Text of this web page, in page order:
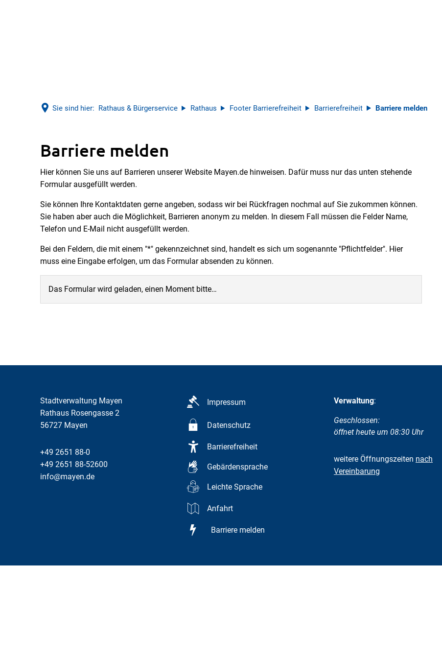
Sie sind hier: Rathaus & Bürgerservice Rathaus Footer Barrierefreiheit Barrierefreiheit Barriere melden
Barriere
melden
Barriere melden
Hier können Sie uns auf Barrieren unserer Website Mayen.de hinweisen. Dafür muss nur das unten stehende
Formular ausgefüllt werden.
Sie können Ihre Kontaktdaten gerne angeben, sodass wir bei Rückfragen nochmal auf Sie zukommen können.
Sie haben aber auch die Möglichkeit, Barrieren anonym zu melden. In diesem Fall müssen die Felder Name,
Telefon und E-Mail nicht ausgefüllt werden.
Bei den Feldern, die mit einem "*" gekennzeichnet sind, handelt es sich um sogenannte "Pflichtfelder". Hier
muss eine Eingabe erfolgen, um das Formular absenden zu können.
Das Formular wird geladen, einen Moment bitte…
Stadtverwaltung Mayen
Rathaus Rosengasse 2
56727 Mayen
+49 2651 88-0
+49 2651 88-52600
info@mayen.de
Impressum
Datenschutz
Barrierefreiheit
Gebärdensprache
Leichte Sprache
Anfahrt
Barriere melden
Verwaltung:
Klicken, um weitere Öffnungs-
Geschlossen:
öffnet heute um 08:30 Uhr
weitere Öffnungszeiten nach
Vereinbarung